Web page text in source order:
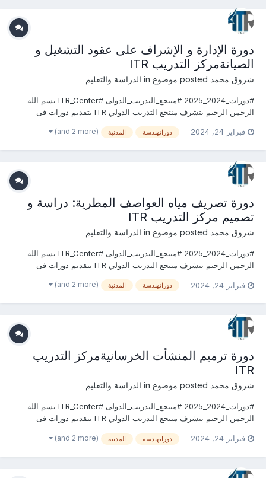
دورة الإدارة و الإشراف على عقود التشغيل و
الصيانةمركز التدريب ITR
شروق محمد الدراسة والتعليم
#دورات_2024_2025 #منتجع_التدريب_الدولى #ITR_Center بسم الله
الرحمن الرحيم يتشرف منتجع التدريب الدولي ITR بتقديم دورات فى
&2025 يمكنكم التسجيل او الاستفسارعلى الدورة الان .........................فبراير 24, 2024 دوراتهندسة المدنية (and 2 more)
دورة تصريف مياه العواصف المطرية: دراسة و
تصميم مركز التدريب ITR
شروق محمد الدراسة والتعليم
#دورات_2024_2025 #منتجع_التدريب_الدولى #ITR_Center بسم الله
الرحمن الرحيم يتشرف منتجع التدريب الدولي ITR بتقديم دورات فى
&2025 يمكنكم التسجيل او الاستفسارعلى الدورة الان .........................فبراير 24, 2024 دوراتهندسة المدنية (and 2 more)
دورة ترميم المنشأت الخرسانيةمركز التدريب
ITR
شروق محمد الدراسة والتعليم
#دورات_2024_2025 #منتجع_التدريب_الدولى #ITR_Center بسم الله
الرحمن الرحيم يتشرف منتجع التدريب الدولي ITR بتقديم دورات فى
&2025 يمكنكم التسجيل او الاستفسارعلى الدورة الان .........................فبراير 24, 2024 دوراتهندسة المدنية (and 2 more)